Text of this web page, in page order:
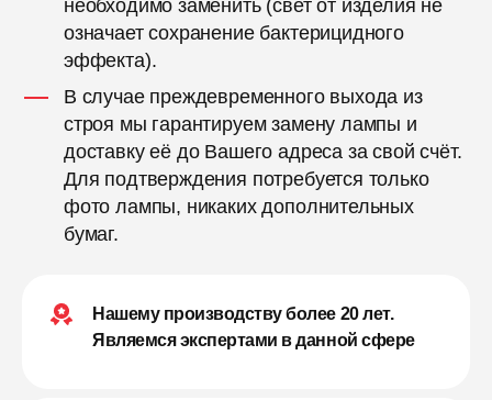
необходимо заменить (свет от изделия не
означает сохранение бактерицидного
эффекта).
В случае преждевременного выхода из
строя мы гарантируем замену лампы и
доставку её до Вашего адреса за свой счёт.
Для подтверждения потребуется только
фото лампы, никаких дополнительных
бумаг.
Нашему производству более 20 лет.
Являемся экспертами в данной сфере